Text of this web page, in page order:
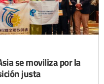
se moviliza por la
justa